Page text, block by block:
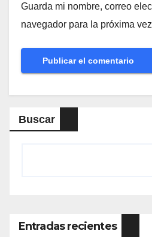
Guarda mi nombre, correo
navegador para la próxima
Buscar
Entradas recientes